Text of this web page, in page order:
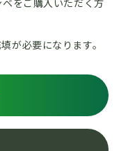
が必要になります。